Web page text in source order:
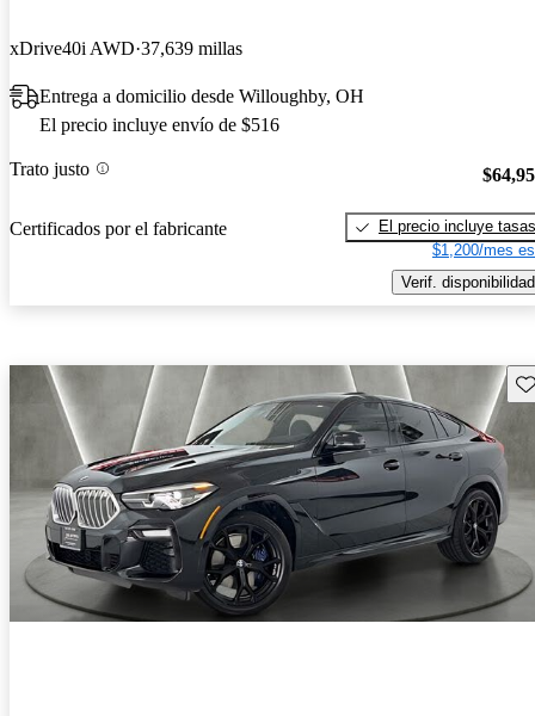
xDrive40i AWD 37,639 millas
Entrega a domicilio desde Willoughby, OH
El precio incluye envío de $516
Trato justo
Certificados por el fabricante
El precio incluye tasas
$1,200/mes
Verif. disponibilidad